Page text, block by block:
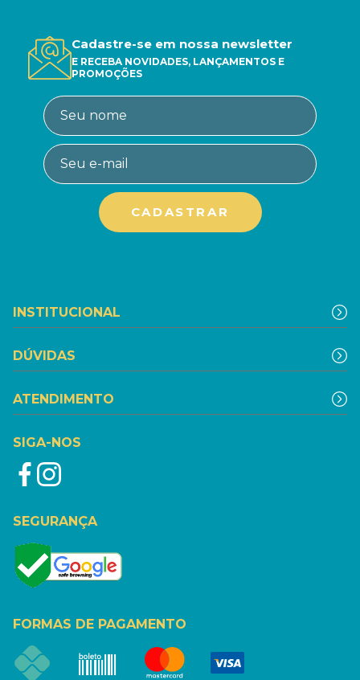
Cadastre-se em nossa newsletter
E RECEBA NOVIDADES, LANÇAMENTOS E
PROMOÇÕES
INSTITUCIONAL
DÚVIDAS
ATENDIMENTO
SIGA-NOS
SEGURANÇA
FORMAS DE PAGAMENTO